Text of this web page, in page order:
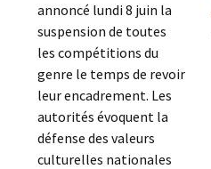
annoncé lundi 8 juin la
suspension de toutes
les compétitions du
genre le temps de revoir
leur encadrement. Les
autorités évoquent la
défense des valeurs
culturelles nationales